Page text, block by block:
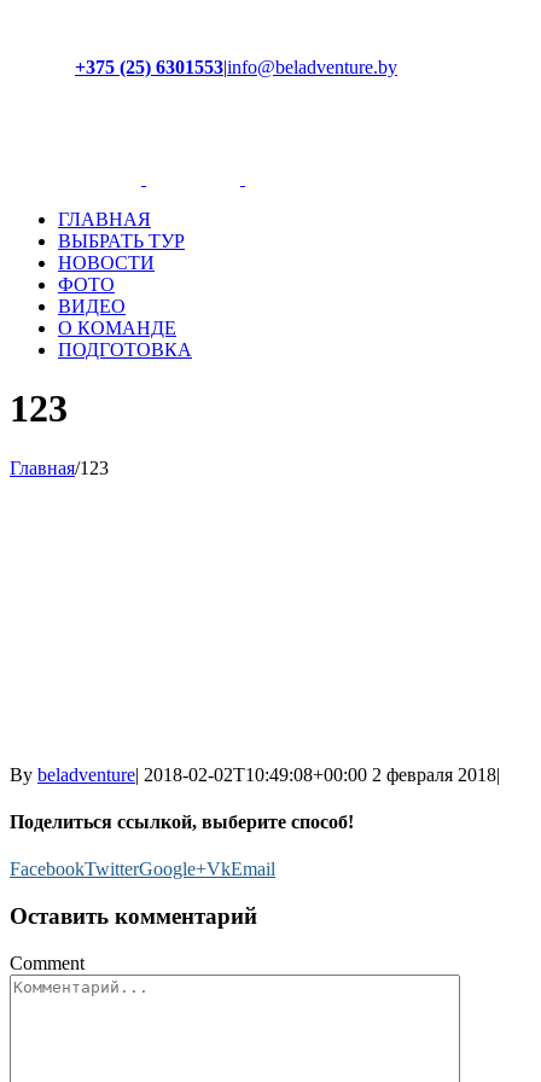
+375 (25) 6301553|info@beladventure.by
ГЛАВНАЯ
ВЫБРАТЬ ТУР
НОВОСТИ
ФОТО
ВИДЕО
О КОМАНДЕ
ПОДГОТОВКА
123
Главная/123
By beladventure| 2018-02-02T10:49:08+00:00 2 февраля 2018|
Поделиться ссылкой, выберите способ!
FacebookTwitterGoogle+VkEmail
Оставить комментарий
Comment